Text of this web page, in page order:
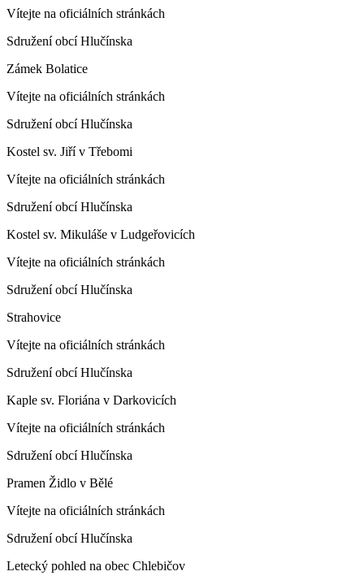
Vítejte na oficiálních stránkách
Sdružení obcí Hlučínska
Zámek Bolatice
Vítejte na oficiálních stránkách
Sdružení obcí Hlučínska
Kostel sv. Jiří v Třebomi
Vítejte na oficiálních stránkách
Sdružení obcí Hlučínska
Kostel sv. Mikuláše v Ludgeřovicích
Vítejte na oficiálních stránkách
Sdružení obcí Hlučínska
Strahovice
Vítejte na oficiálních stránkách
Sdružení obcí Hlučínska
Kaple sv. Floriána v Darkovicích
Vítejte na oficiálních stránkách
Sdružení obcí Hlučínska
Pramen Židlo v Bělé
Vítejte na oficiálních stránkách
Sdružení obcí Hlučínska
Letecký pohled na obec Chlebičov